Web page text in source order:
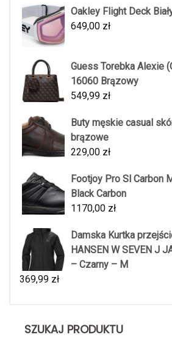
Oakley Flight Deck
649,00 zł
Guess Torebka Alexie
16060 Brązowy
549,99 zł
Buty męskie casual
brązowe
229,00 zł
Footjoy Pro Sl Carbon
Black Carbon
1170,00 zł
Damska Kurtka
HANSEN W SEVEN J
– Czarny – M
369,99 zł
SZUKAJ PRODUKTU